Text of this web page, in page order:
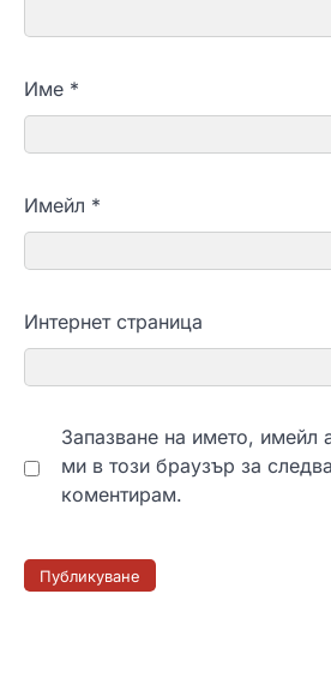
Име *
Имейл *
Интернет страница
Запазване на името, имейл
ми в този браузър за
коментирам.